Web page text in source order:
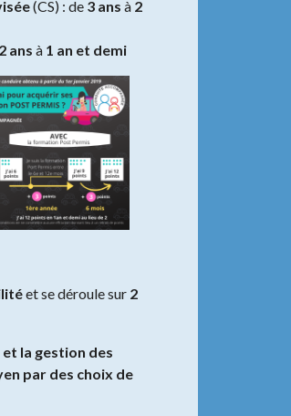
(CS) : de 3 ans à 2
2 ans à 1 an et demi
et se déroule sur 2
la gestion des
par des choix de